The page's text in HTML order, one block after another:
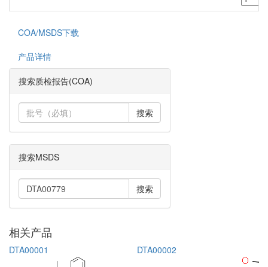
COA/MSDS下载
产品详情
搜索质检报告(COA)
搜索
搜索MSDS
搜索
相关产品
DTA00001 DTA00002